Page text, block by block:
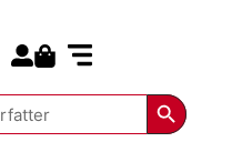
Search